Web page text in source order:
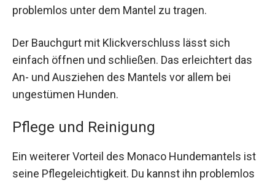
problemlos unter dem Mantel zu tragen.
Der Bauchgurt mit Klickverschluss lässt sich
einfach öffnen und schließen. Das erleichtert das
An- und Ausziehen des Mantels vor allem bei
ungestümen Hunden.
Pflege und Reinigung
Ein weiterer Vorteil des Monaco Hundemantels ist
seine Pflegeleichtigkeit. Du kannst ihn problemlos